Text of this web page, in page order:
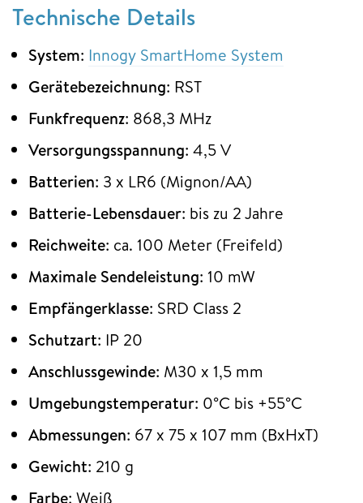
Technische Details
System: Innogy SmartHome System
Gerätebezeichnung: RST
Funkfrequenz: 868,3 MHz
Versorgungsspannung: 4,5 V
Batterien: 3 x LR6 (Mignon/AA)
Batterie-Lebensdauer: bis zu 2 Jahre
Reichweite: ca. 100 Meter (Freifeld)
Maximale Sendeleistung: 10 mW
Empfängerklasse: SRD Class 2
Schutzart: IP 20
Anschlussgewinde: M30 x 1,5 mm
Umgebungstemperatur: 0°C bis +55°C
Abmessungen: 67 x 75 x 107 mm (BxHxT)
Gewicht: 210 g
Farbe: Weiß